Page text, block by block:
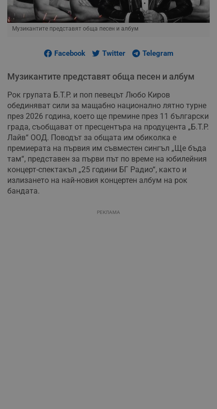
Музикантите представят обща песен и албум
Facebook Twitter Telegram
Музикантите представят обща песен и албум
Рок групата Б.Т.Р. и поп певецът Любо Киров
обединяват сили за мащабно национално лятно турне
през 2026 година, което ще премине през 11 български
града, съобщават от пресцентъра на продуцента „Б.Т.Р.
Лайв“ ООД. Поводът за общата им обиколка е
премиерата на първия им съвместен сингъл „Ще бъда
там“, представен за първи път по време на юбилейния
концерт-спектакъл „25 години БГ Радио“, както и
излизането на най-новия концертен албум на рок
бандата.
РЕКЛАМА